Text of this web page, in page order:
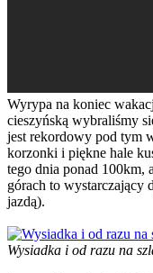
Wyrypa na koniec
cieszyńską wybraliśmy
jest rekordowy pod tym
korzonki i piękne hale
tego dnia ponad 100km,
górach to wystarczający
jazdą).
Wysiadka i od razu na